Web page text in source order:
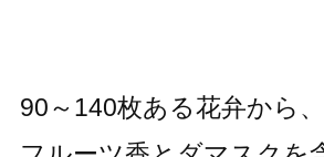
90～140枚ある花弁から